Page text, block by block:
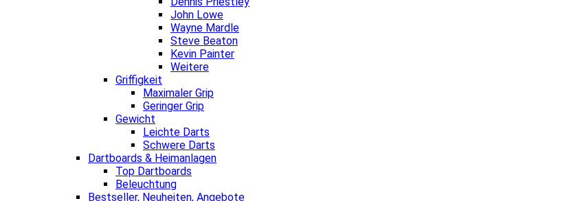
John Lowe
Wayne Mardle
Steve Beaton
Kevin Painter
Weitere
Griffigkeit
Maximaler Grip
Geringer Grip
Gewicht
Leichte Darts
Schwere Darts
Dartboards & Heimanlagen
Top Dartboards
Beleuchtung
Bestseller, Neuheiten, Angebote